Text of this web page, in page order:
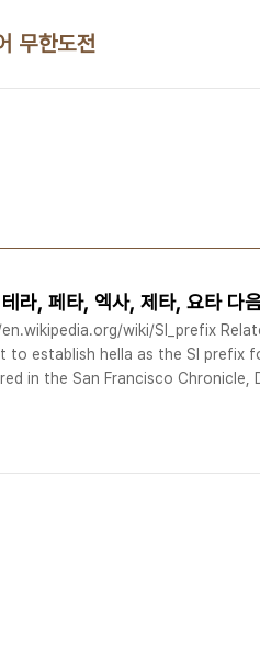
무한도전
라, 페타, 엑사, 제타, 요타 다
wiki/SI_prefix
to establish hella as the SI prefix
in the San Francisco Chronicle,
of the Consultative Committee